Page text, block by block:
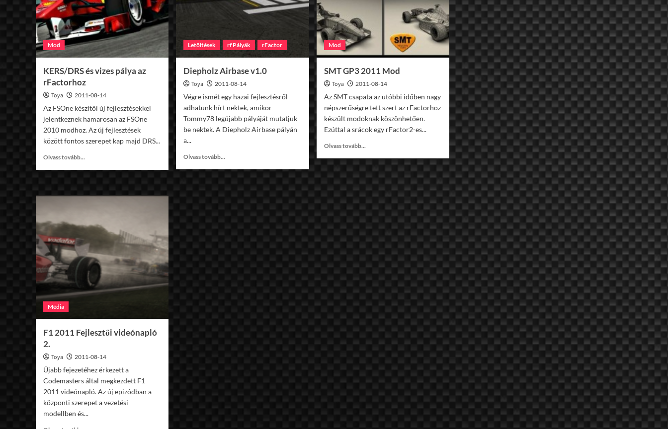
Mod
KERS/DRS és vizes pálya az
rFactorhoz
Toya 2011-08-14
Az FSOne készítői új fejlesztésekkel
jelentkeznek hamarosan az FSOne
2010 modhoz. Az új fejlesztések
között fontos szerepet kap majd DRS...
Olvass tovább...
és
rFactorhoz
Letöltések rf Pályák rFactor
Diepholz Airbase v1.0
Toya 2011-08-14
Végre ismét egy hazai fejlesztésről
adhatunk hírt nektek, amikor
Tommy78 legújabb pályáját mutatjuk
be nektek. A Diepholz Airbase pályán
a...
Olvass tovább...
Mod
SMT GP3 2011 Mod
Toya 2011-08-14
Az SMT csapata az utóbbi időben nagy
népszerűségre tett szert az rFactorhoz
készült modoknak köszönhetően.
Ezúttal a srácok egy rFactor2-es...
Olvass tovább...
SMT
2011
Média
F1 2011 Fejlesztői videónapló
2.
Toya 2011-08-14
Újabb fejezetéhez érkezett a
Codemasters által megkezdett F1
2011 videónapló. Az új epizódban a
központi szerepet a vezetési
modellben és...